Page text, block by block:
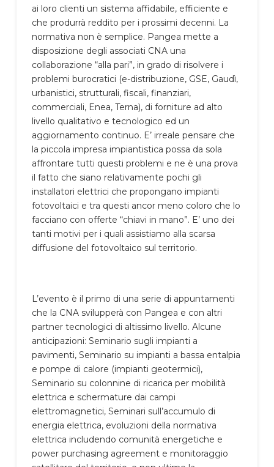
ai loro clienti un sistema affidabile, efficiente e
che produrrà reddito per i prossimi decenni. La
normativa non è semplice. Pangea mette a
disposizione degli associati CNA una
collaborazione “alla pari”, in grado di risolvere i
problemi burocratici (e-distribuzione, GSE, Gaudì,
urbanistici, strutturali, fiscali, finanziari,
commerciali, Enea, Terna), di forniture ad alto
livello qualitativo e tecnologico ed un
aggiornamento continuo. E’ irreale pensare che
la piccola impresa impiantistica possa da sola
affrontare tutti questi problemi e ne è una prova
il fatto che siano relativamente pochi gli
installatori elettrici che propongano impianti
fotovoltaici e tra questi ancor meno coloro che lo
facciano con offerte “chiavi in mano”. E’ uno dei
tanti motivi per i quali assistiamo alla scarsa
diffusione del fotovoltaico sul territorio.
L’evento è il primo di una serie di appuntamenti
che la CNA svilupperà con Pangea e con altri
partner tecnologici di altissimo livello. Alcune
anticipazioni: Seminario sugli impianti a
pavimenti, Seminario su impianti a bassa entalpia
e pompe di calore (impianti geotermici),
Seminario su colonnine di ricarica per mobilità
elettrica e schermature dai campi
elettromagnetici, Seminari sull’accumulo di
energia elettrica, evoluzioni della normativa
elettrica includendo comunità energetiche e
power purchasing agreement e monitoraggio